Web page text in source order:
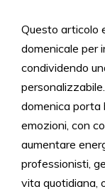
Questo articolo
domenicale per
condividendo
domenica porta
emozioni, con
aumentare
professionisti,
vita quotidiana,